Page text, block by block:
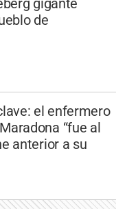
gigante
de
el enfermero
“fue al
anterior a su